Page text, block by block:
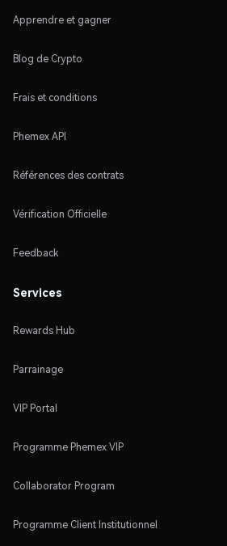
Apprendre et gagner
Blog de Crypto
Frais et conditions
Phemex API
Références des contrats
Vérification Officielle
Feedback
Services
Rewards Hub
Parrainage
VIP Portal
Programme Phemex VIP
Collaborator Program
Programme Client Institutionnel